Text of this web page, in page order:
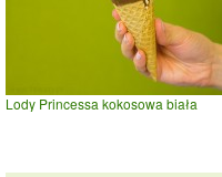
Lody Princessa kokosowa biała